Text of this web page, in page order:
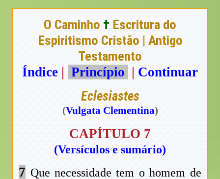
O Caminho † Escritura do
Espiritismo Cristão | Antigo
Testamento
Índice | Princípio | Continuar
Eclesiastes
(Vulgata Clementina)
CAPÍTULO 7
(Versículos e sumário)
7 Que necessidade tem o homem de